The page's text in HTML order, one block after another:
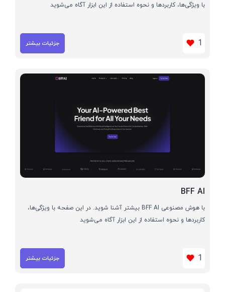
با ویژگی‌ها، کاربردها و نحوه استفاده از این ابزار آگاه می‌شوید
1 جزئیات بیشتر
BFF AI
با هوش مصنوعی BFF AI بیشتر آشنا شوید. در این صفحه با ویژگی‌ها،
کاربردها و نحوه استفاده از این ابزار آگاه می‌شوید
1 جزئیات بیشتر